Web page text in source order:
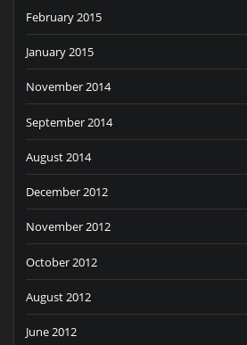
February 2015
January 2015
November 2014
September 2014
August 2014
December 2012
November 2012
October 2012
August 2012
June 2012